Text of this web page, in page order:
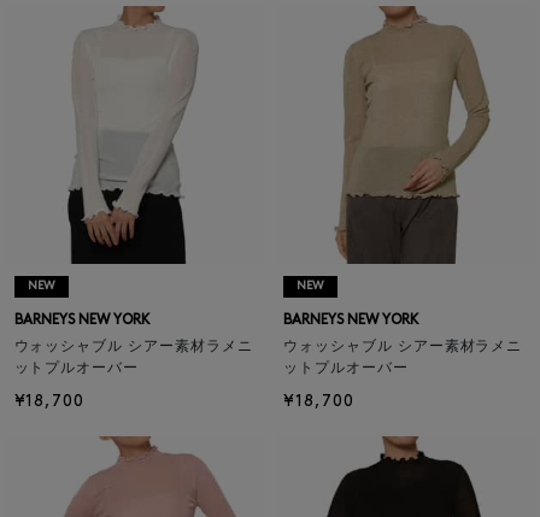
NEW
BARNEYS NEW YORK
ウォッシャブル シアー素材ラメニ
ットプルオーバー
¥18,700
NEW
BARNEYS NEW YORK
ウォッシャブル シアー素材ラメニ
ットプルオーバー
¥18,700